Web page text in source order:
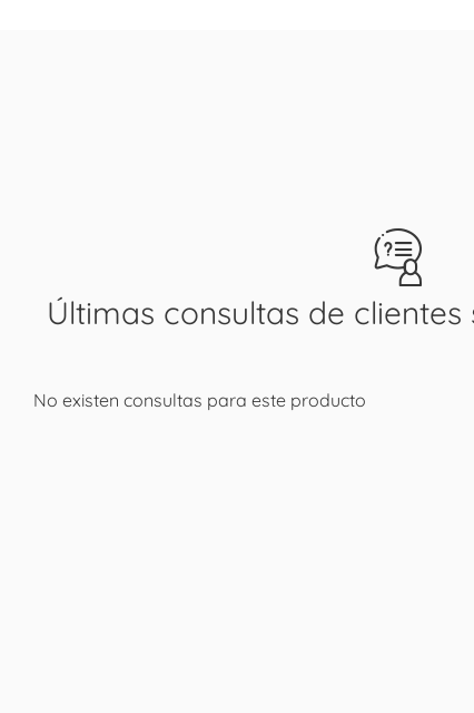
Últimas consultas de
No existen consultas para este producto